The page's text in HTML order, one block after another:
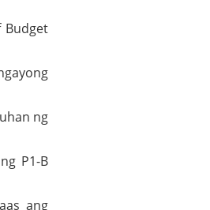
Budget
ng
P1-B
ang